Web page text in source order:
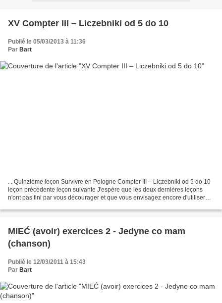
XV Compter III – Liczebniki od 5 do 10
Publié le 05/03/2013 à 11:36
Par Bart
. . Quinzième leçon Survivre en Pologne Compter III – Liczebniki od 5 do 10
leçon précédente leçon suivante J'espère que les deux dernières leçons
n'ont pas fini par vous décourager et que vous envisagez encore d'utiliser
MIEĆ (avoir) exercices 2 - Jedyne co mam
(chanson)
Publié le 12/03/2011 à 15:43
Par Bart